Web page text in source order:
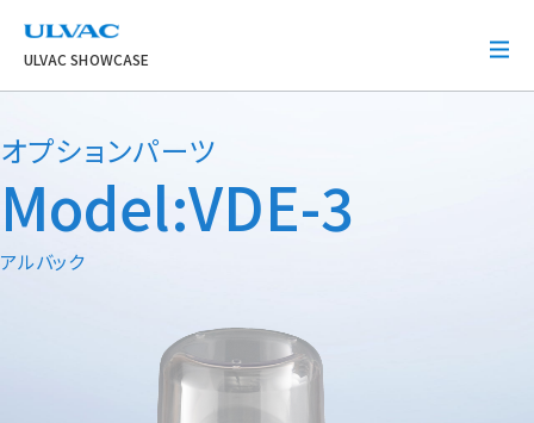
ULVAC
ULVAC SHOWCASE
オプションパーツ
Model:VDE-3
アルバック